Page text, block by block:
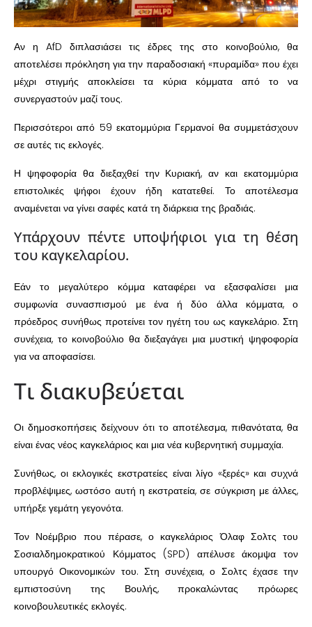
Αν η AfD διπλασιάσει τις έδρες της στο κοινοβούλιο, θα
αποτελέσει πρόκληση για την παραδοσιακή «πυραμίδα» που έχει
μέχρι στιγμής αποκλείσει τα κύρια κόμματα από το να
συνεργαστούν μαζί τους.
Περισσότεροι από 59 εκατομμύρια Γερμανοί θα συμμετάσχουν
σε αυτές τις εκλογές.
Η ψηφοφορία θα διεξαχθεί την Κυριακή, αν και εκατομμύρια
επιστολικές ψήφοι έχουν ήδη κατατεθεί. Το αποτέλεσμα
αναμένεται να γίνει σαφές κατά τη διάρκεια της βραδιάς.
Υπάρχουν πέντε υποψήφιοι για τη θέση
του καγκελαρίου.
Εάν το μεγαλύτερο κόμμα καταφέρει να εξασφαλίσει μια
συμφωνία συνασπισμού με ένα ή δύο άλλα κόμματα, ο
πρόεδρος συνήθως προτείνει τον ηγέτη του ως καγκελάριο. Στη
συνέχεια, το κοινοβούλιο θα διεξαγάγει μια μυστική ψηφοφορία
για να αποφασίσει.
Τι διακυβεύεται
Οι δημοσκοπήσεις δείχνουν ότι το αποτέλεσμα, πιθανότατα, θα
είναι ένας νέος καγκελάριος και μια νέα κυβερνητική συμμαχία.
Συνήθως, οι εκλογικές εκστρατείες είναι λίγο «ξερές» και συχνά
προβλέψιμες, ωστόσο αυτή η εκστρατεία, σε σύγκριση με άλλες,
υπήρξε γεμάτη γεγονότα.
Τον Νοέμβριο που πέρασε, ο καγκελάριος Όλαφ Σολτς του
Σοσιαλδημοκρατικού Κόμματος (SPD) απέλυσε άκομψα τον
υπουργό Οικονομικών του. Στη συνέχεια, ο Σολτς έχασε την
εμπιστοσύνη της Βουλής, προκαλώντας πρόωρες
κοινοβουλευτικές εκλογές.